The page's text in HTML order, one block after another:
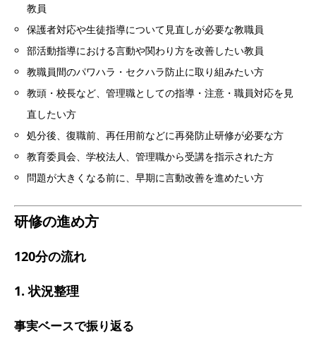
教員
保護者対応や生徒指導について見直しが必要な教職員
部活動指導における言動や関わり方を改善したい教員
教職員間のパワハラ・セクハラ防止に取り組みたい方
教頭・校長など、管理職としての指導・注意・職員対応を見
直したい方
処分後、復職前、再任用前などに再発防止研修が必要な方
教育委員会、学校法人、管理職から受講を指示された方
問題が大きくなる前に、早期に言動改善を進めたい方
研修の進め方
120分の流れ
1. 状況整理
事実ベースで振り返る